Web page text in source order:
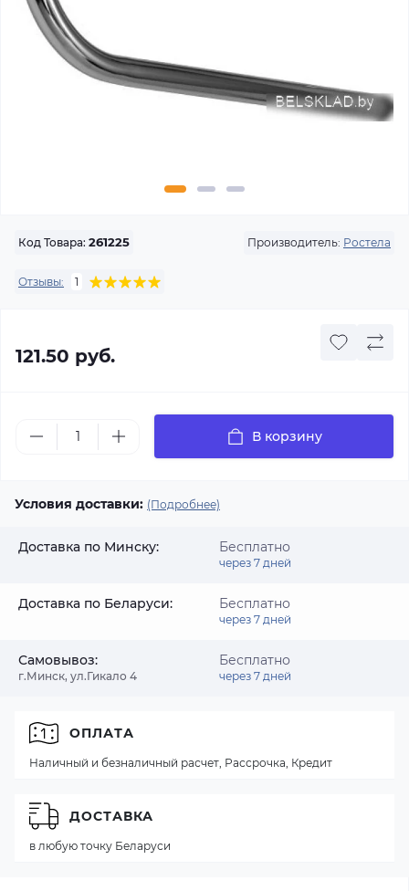
Код Товара: 261225 Производитель: Ростела
Отзывы: 1
121.50 руб.
В корзину
Условия доставки: (Подробнее)
Доставка по Минску: Бесплатно
через 7 дней
Доставка по Беларуси: Бесплатно
через 7 дней
Самовывоз:
г.Минск, ул.Гикало 4
Бесплатно
через 7 дней
ОПЛАТА
Наличный и безналичный расчет, Рассрочка, Кредит
ДОСТАВКА
в любую точку Беларуси